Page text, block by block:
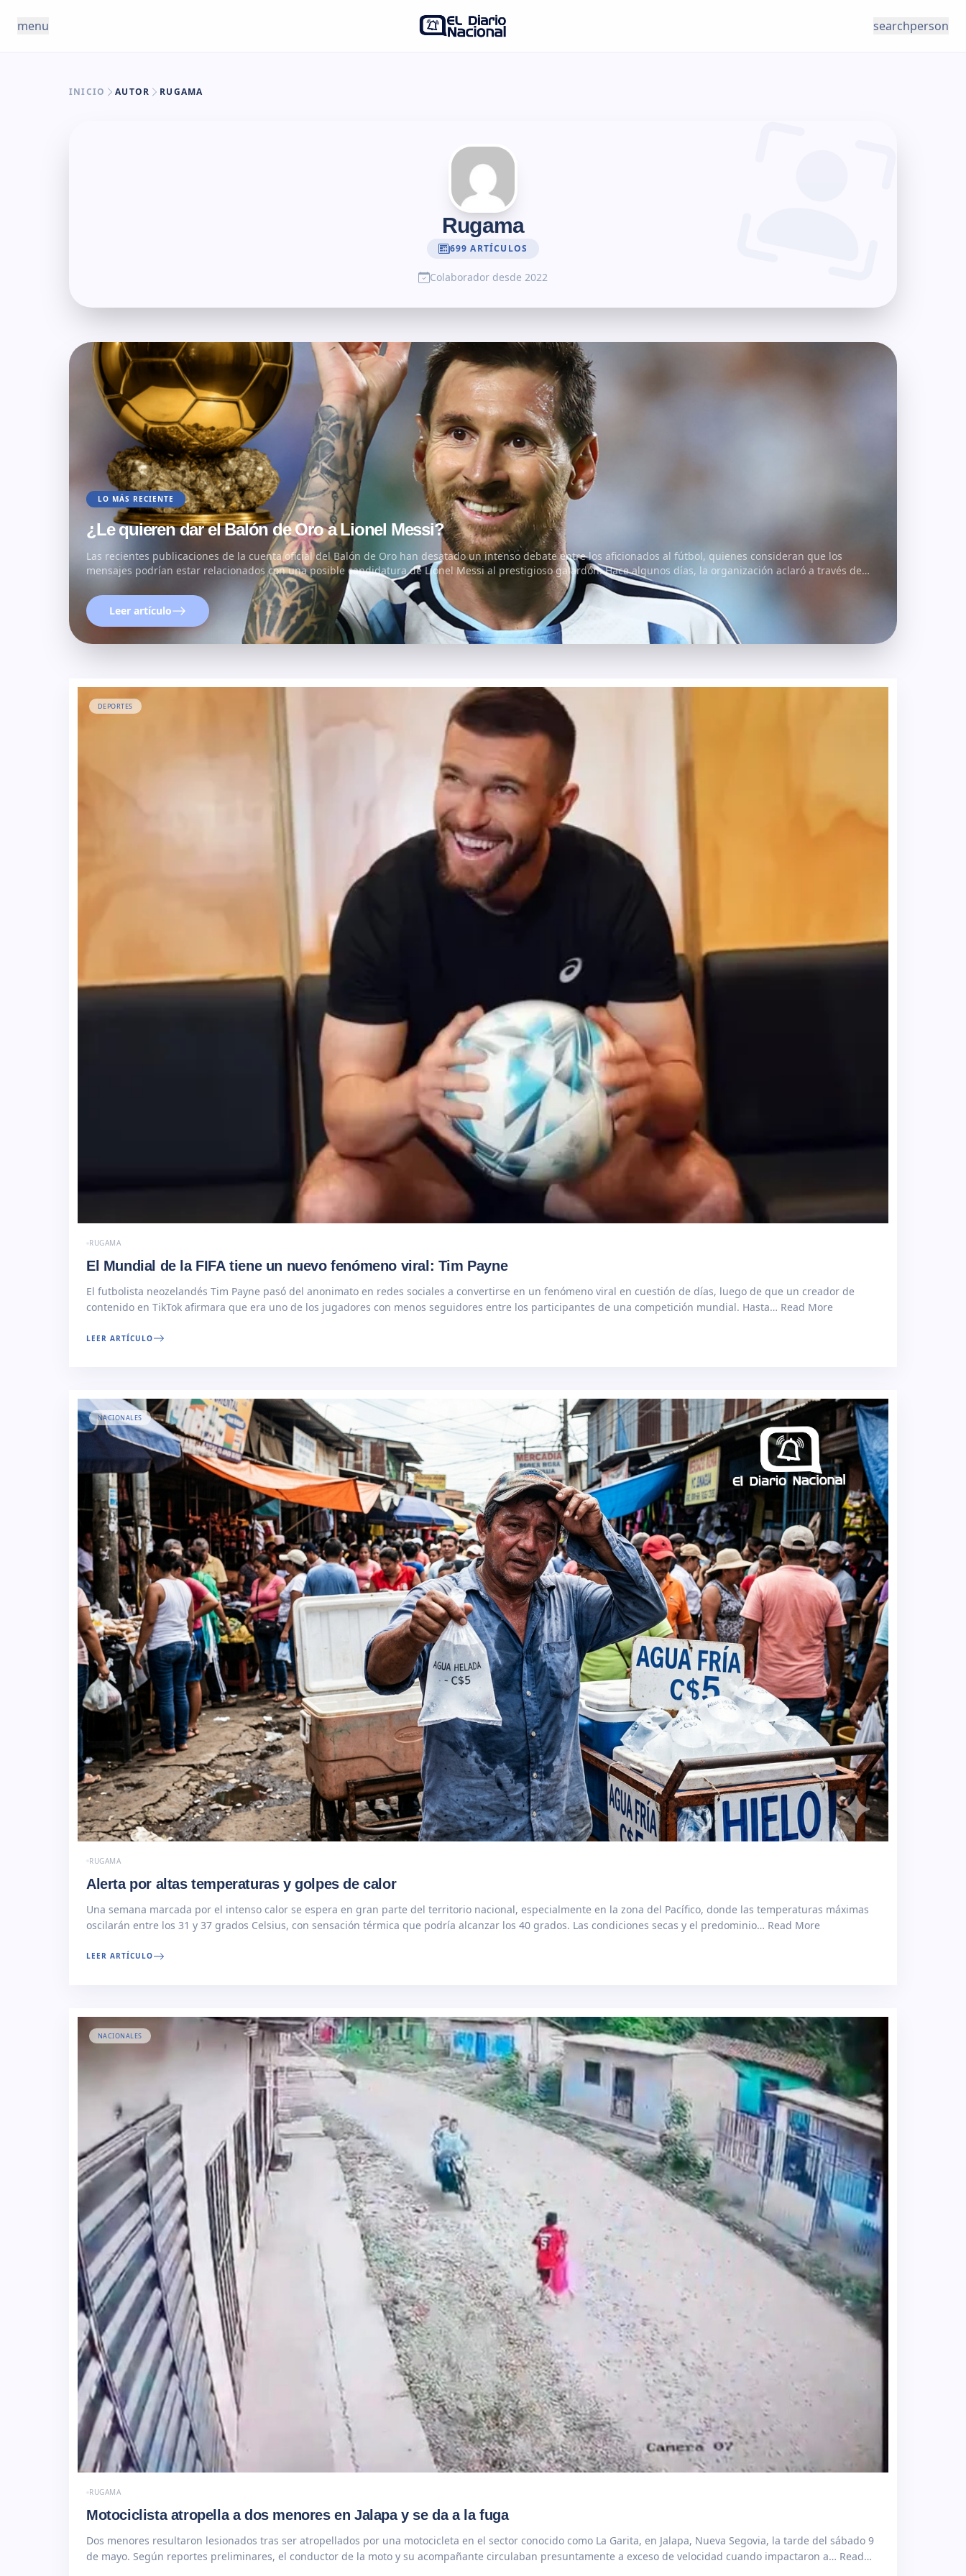
menu
searchperson
INICIO AUTOR RUGAMA
Rugama
699 ARTÍCULOS
Colaborador desde 2022
LO MÁS RECIENTE
¿Le quieren dar el Balón de Oro a Lionel Messi?
Las recientes publicaciones de la cuenta oficial del Balón de Oro han desatado un intenso debate entre los aficionados al fútbol, quienes consideran que los
mensajes podrían estar relacionados con una posible candidatura de Lionel Messi al prestigioso galardón. Hace algunos días, la organización aclaró a través de…
Leer artículo
DEPORTES
RUGAMA
El Mundial de la FIFA tiene un nuevo fenómeno viral: Tim Payne
El futbolista neozelandés Tim Payne pasó del anonimato en redes sociales a convertirse en un fenómeno viral en cuestión de días, luego de que un creador de
contenido en TikTok afirmara que era uno de los jugadores con menos seguidores entre los participantes de una competición mundial. Hasta… Read More
LEER ARTÍCULO
NACIONALES
RUGAMA
Alerta por altas temperaturas y golpes de calor
Una semana marcada por el intenso calor se espera en gran parte del territorio nacional, especialmente en la zona del Pacífico, donde las temperaturas máximas
oscilarán entre los 31 y 37 grados Celsius, con sensación térmica que podría alcanzar los 40 grados. Las condiciones secas y el predominio… Read More
LEER ARTÍCULO
NACIONALES
RUGAMA
Motociclista atropella a dos menores en Jalapa y se da a la fuga
Dos menores resultaron lesionados tras ser atropellados por una motocicleta en el sector conocido como La Garita, en Jalapa, Nueva Segovia, la tarde del sábado 9
de mayo. Según reportes preliminares, el conductor de la moto y su acompañante circulaban presuntamente a exceso de velocidad cuando impactaron a… Read